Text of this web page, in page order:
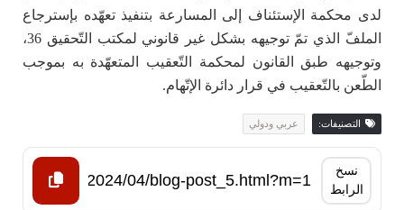
لدى محكمة الإستئناف إلى المسارعة بتنفيذ تعهّده بإسترجاع
الملفّ الذي تمّ توجيهه بشكل غير قانوني لمكتب التّحقيق 36،
وتوجيهه طبق القانون لمحكمة التّعقيب المتعهّدة به بموجب
الطّعن بالتّعقيب في قرار دائرة الإتّهام.
التصنيفات: عربي ودولي
نسخ
الرابط